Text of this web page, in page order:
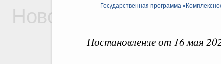
Государственная программа
Постановление от 16 мая
Новости